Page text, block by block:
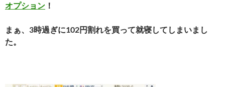
オプション ！
まぁ、3時過ぎに102円割れを買って就寝してしまいまし
た。